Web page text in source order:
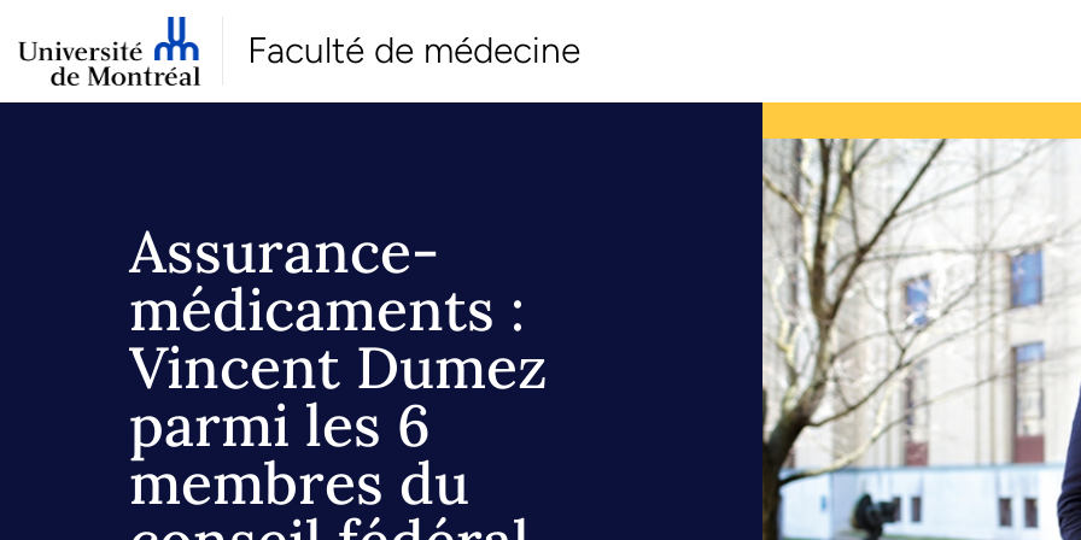
Faculté de médecine
Assurance-
médicaments :
Vincent Dumez
parmi les 6
membres du